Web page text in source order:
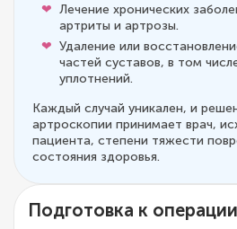
Лечение хронических
артриты и артрозы.
Удаление или
частей суставов, в том
уплотнений.
Каждый случай уникален, и
артроскопии принимает врач,
пациента, степени тяжести
состояния здоровья.
Подготовка к операции